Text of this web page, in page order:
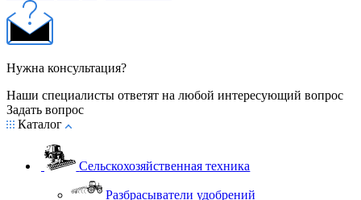
Нужна консультация?
Наши специалисты ответят на любой интересующий вопрос
Задать вопрос
Каталог
Сельскохозяйственная техника
Разбрасыватели удобрений